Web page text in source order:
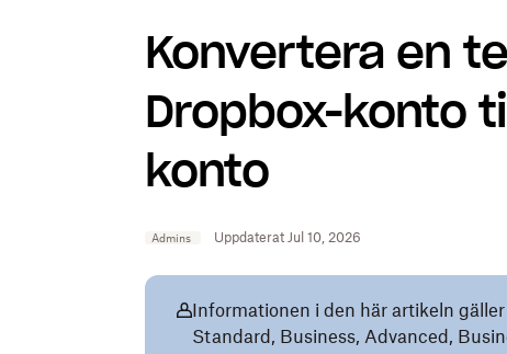
Konvertera en
Dropbox-konto
konto
Admins Uppdaterat Jul 10, 2026
Informationen i den här artikeln
Standard, Business, Advanced,